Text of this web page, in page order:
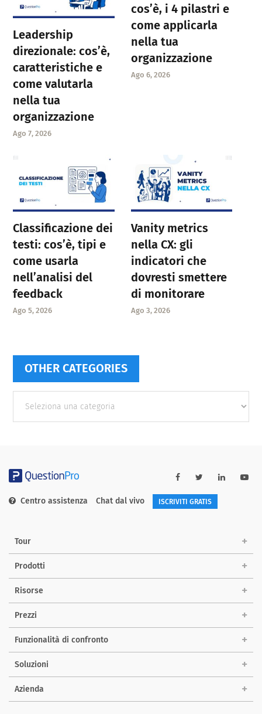
Leadership
direzionale: cos’è,
caratteristiche e
come valutarla
nella tua
organizzazione
Ago 7, 2026
cos’è, i 4 pilastri e
come applicarla
nella tua
organizzazione
Ago 6, 2026
Classificazione dei
testi: cos’è, tipi e
come usarla
nell’analisi del
feedback
Ago 5, 2026
Vanity metrics
nella CX: gli
indicatori che
dovresti smettere
di monitorare
Ago 3, 2026
OTHER CATEGORIES
categories
Centro assistenza Chat dal vivo ISCRIVITI GRATIS
Tour
Prodotti
Risorse
Prezzi
Funzionalità di confronto
Soluzioni
Azienda